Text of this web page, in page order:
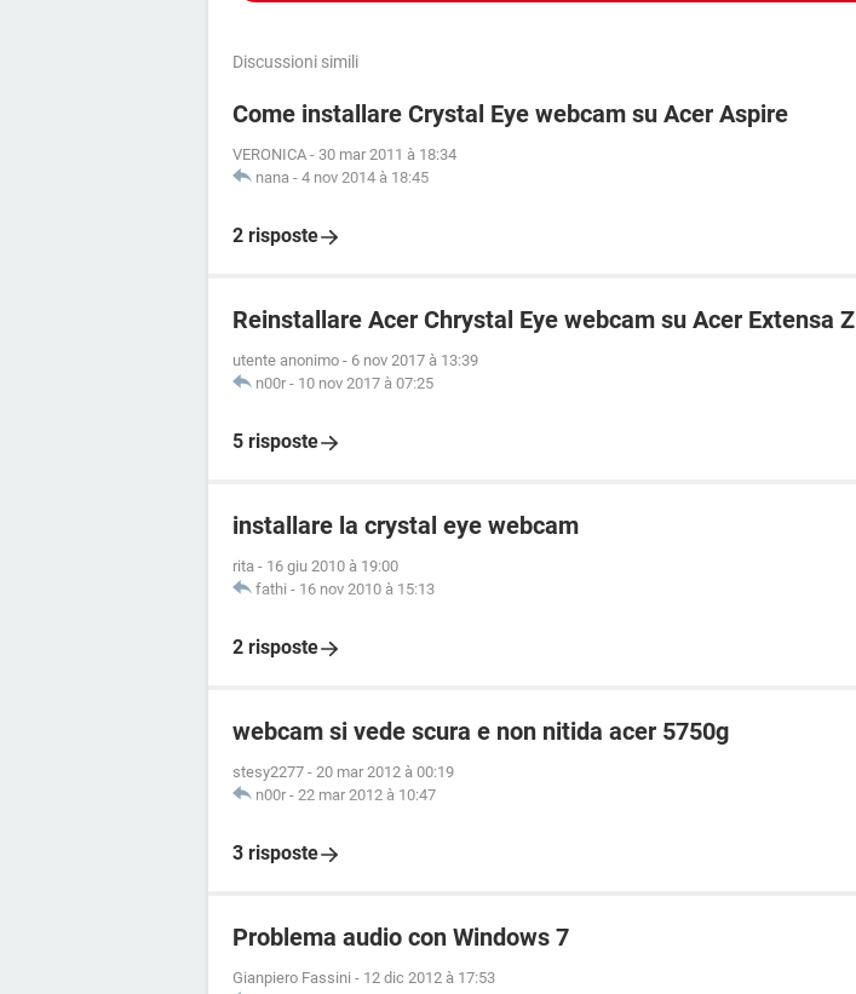
Discussioni simili
Come installare Crystal Eye webcam su Acer Aspire
VERONICA - 30 mar 2011 à 18:34
nana - 4 nov 2014 à 18:45
2 risposte
Reinstallare Acer Chrystal Eye webcam su Acer Extensa Z
utente anonimo - 6 nov 2017 à 13:39
n00r - 10 nov 2017 à 07:25
5 risposte
installare la crystal eye webcam
rita - 16 giu 2010 à 19:00
fathi - 16 nov 2010 à 15:13
2 risposte
webcam si vede scura e non nitida acer 5750g
stesy2277 - 20 mar 2012 à 00:19
n00r - 22 mar 2012 à 10:47
3 risposte
Problema audio con Windows 7
Gianpiero Fassini - 12 dic 2012 à 17:53